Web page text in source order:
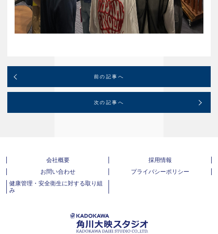
前の記事へ
次の記事へ
会社概要
採用情報
お問い合わせ
プライバシーポリシー
健康管理・安全衛生に対する取り組
み